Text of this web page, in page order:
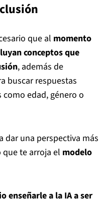
que al momento
conceptos que
, además de
buscar respuestas
edad, género o
dar una perspectiva más
te arroja el modelo
enseñarle a la IA a ser